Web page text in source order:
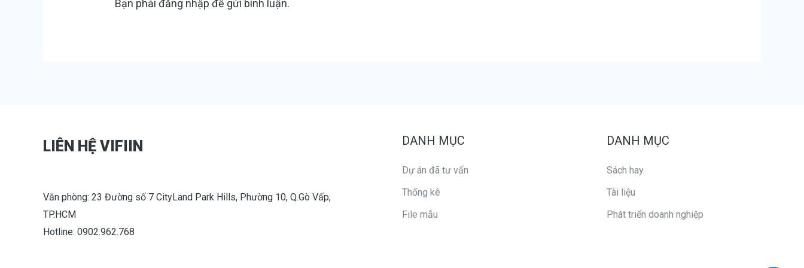
Bạn phảiđăng nhập để gửi bình luận.
LIÊN HỆ VIFIIN
Văn phòng: 23 Đường số 7 CityLand Park Hills, Phường 10, Q.Gò Vấp,
TP.HCM
Hotline: 0902.962.768
DANH MỤC
Dự án đã tư vấn
Thống kê
File mẫu
DANH MỤC
Sách hay
Tài liệu
Phát triển doanh nghiệp